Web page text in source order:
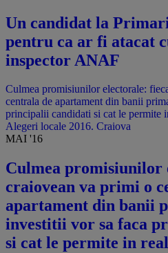
Un candidat la
pentru ca ar fi atacat
inspector ANAF
Culmea promisiunilor electorale:
centrala de apartament din banii
principalii candidati si cat le permite
Alegeri locale 2016. Craiova
MAI '16
Culmea promisiunilor
craiovean va primi o
apartament din banii
investitii vor sa faca
si cat le permite in